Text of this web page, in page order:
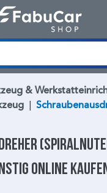
&
|
online